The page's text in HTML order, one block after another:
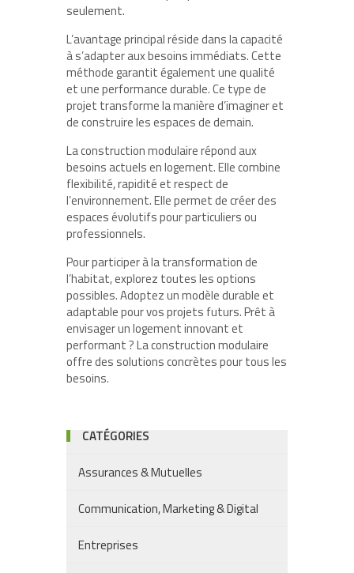
seulement.
L’avantage principal réside dans la capacité
à s’adapter aux besoins immédiats. Cette
méthode garantit également une qualité
et une performance durable. Ce type de
projet transforme la manière d’imaginer et
de construire les espaces de demain.
La construction modulaire répond aux
besoins actuels en logement. Elle combine
flexibilité, rapidité et respect de
l’environnement. Elle permet de créer des
espaces évolutifs pour particuliers ou
professionnels.
Pour participer à la transformation de
l’habitat, explorez toutes les options
possibles. Adoptez un modèle durable et
adaptable pour vos projets futurs. Prêt à
envisager un logement innovant et
performant ? La construction modulaire
offre des solutions concrètes pour tous les
besoins.
CATÉGORIES
Assurances & Mutuelles
Communication, Marketing & Digital
Entreprises